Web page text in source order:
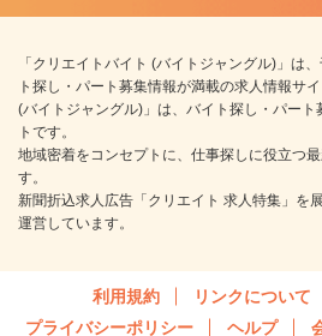
「クリエイトバイト (バイトジャングル)」は
ト探し・パート募集情報が満載の求人情報サ
(バイトジャングル)」は、バイト探し・パート
トです。
地域密着をコンセプトに、仕事探しに役立つ
す。
新聞折込求人広告「クリエイト 求人特集」を
運営しています。
利用規約 リンクについて
プライバシーポリシー
ヘルプ